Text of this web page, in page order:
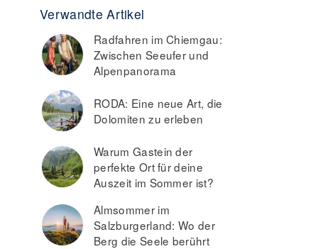
Verwandte Artikel
Radfahren im Chiemgau:
Zwischen Seeufer und
Alpenpanorama
RODA: Eine neue Art, die
Dolomiten zu erleben
Warum Gastein der
perfekte Ort für deine
Auszeit im Sommer ist?
Almsommer im
Salzburgerland: Wo der
Berg die Seele berührt